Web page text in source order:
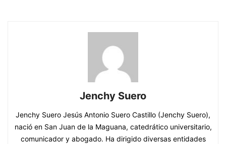
Jenchy Suero
Jenchy Suero Jesús Antonio Suero Castillo (Jenchy Suero),
nació en San Juan de la Maguana, catedrático universitario,
comunicador y abogado. Ha dirigido diversas entidades